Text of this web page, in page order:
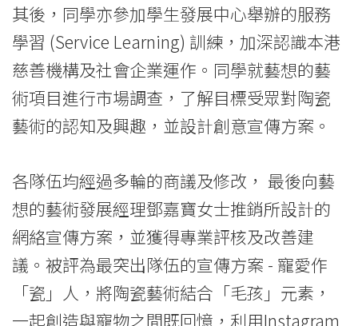
其後，同學亦參加學生發展中心舉辦的服務
學習 (Service Learning) 訓練，加深認識本港
慈善機構及社會企業運作。同學就藝想的藝
術項目進行市場調查，了解目標受眾對陶瓷
藝術的認知及興趣，並設計創意宣傳方案。
各隊伍均經過多輪的商議及修改， 最後向藝
想的藝術發展經理鄧嘉寶女士推銷所設計的
網絡宣傳方案，並獲得專業評核及改善建
議。被評為最突出隊伍的宣傳方案 - 寵愛作
「瓷」人，將陶瓷藝術結合「毛孩」元素，
一起創造與寵物之間既回憶，利用Instagram